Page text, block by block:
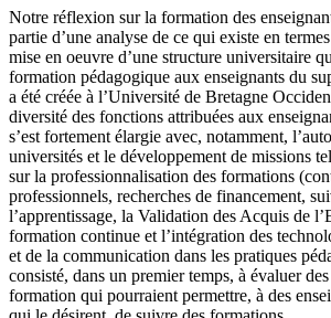
Notre réflexion sur la formation des
partie d’une analyse de ce qui existe en
mise en oeuvre d’une structure universitaire
formation pédagogique aux enseignants du
a été créée à l’Université de Bretagne
diversité des fonctions attribuées aux
s’est fortement élargie avec, notamment,
universités et le développement de missions
sur la professionnalisation des formations
professionnels, recherches de financement,
l’apprentissage, la Validation des Acquis de
formation continue et l’intégration des
et de la communication dans les pratiques
consisté, dans un premier temps, à évaluer
formation qui pourraient permettre, à des